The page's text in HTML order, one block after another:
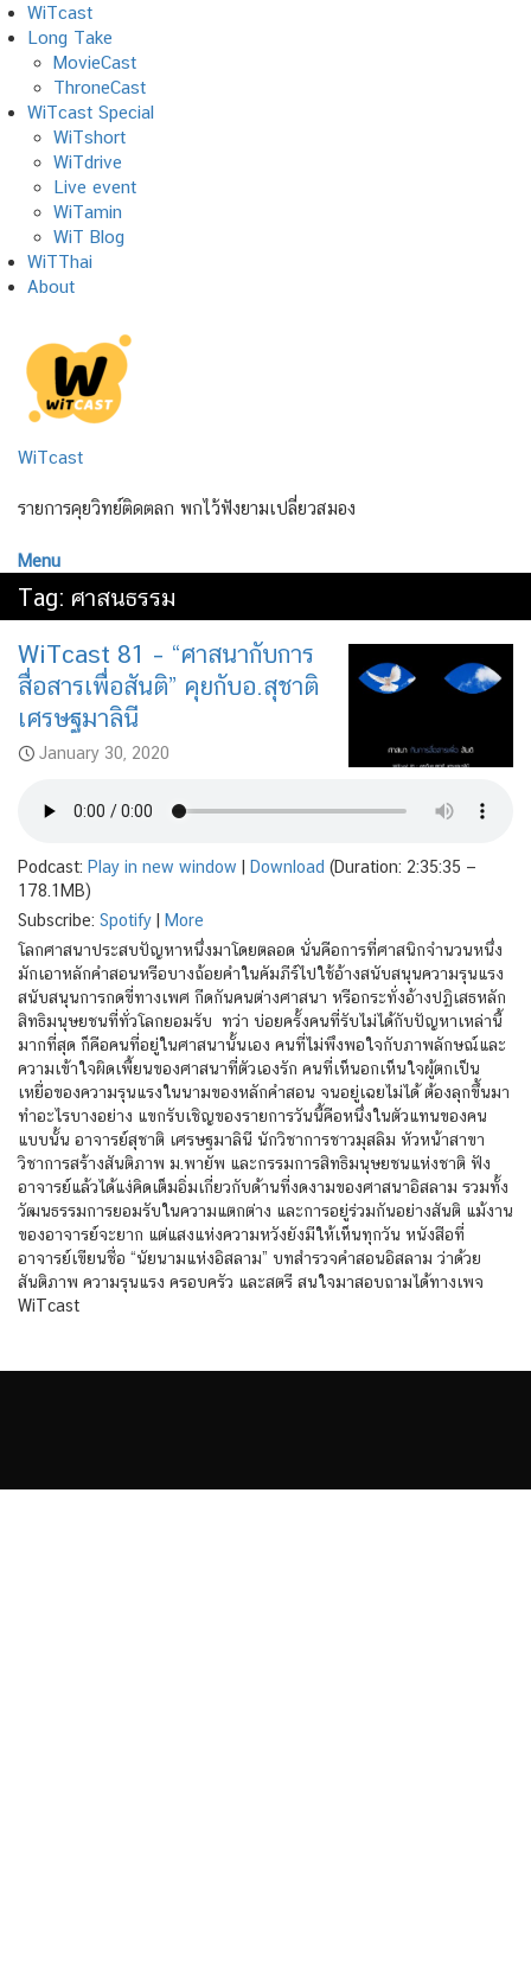
Skip
to
content
WiTcast
Long Take
MovieCast
ThroneCast
WiTcast Special
WiTshort
WiTdrive
Live event
WiTamin
WiT Blog
WiTThai
About
WiTcast
รายการคุยวิทย์ติดตลก พกไว้ฟังยามเปลี่ยวสมอง
Menu
Tag: ศาสนธรรม
WiTcast 81 – “ศาสนากับการ
สื่อสารเพื่อสันติ” คุยกับอ.สุชาติ
เศรษฐมาลินี
January 30, 2020
Podcast: Play in new window Download (Duration: 2:35:35 —
178.1MB)
Subscribe: Spotify
More
โลกศาสนาประสบปัญหาหนึ่งมาโดยตลอด นั่นคือการที่ศาสนิกจำนวนหนึ่ง
มักเอาหลักคำสอนหรือบางถ้อยคำในคัมภีร์ไปใช้อ้างสนับสนุนความรุนแรง
สนับสนุนการกดขี่ทางเพศ กีดกันคนต่างศาสนา หรือกระทั่งอ้างปฏิเสธหลัก
สิทธิมนุษยชนที่ทั่วโลกยอมรับ ทว่า บ่อยครั้งคนที่รับไม่ได้กับปัญหาเหล่านี้
มากที่สุด ก็คือคนที่อยู่ในศาสนานั้นเอง คนที่ไม่พึงพอใจกับภาพลักษณ์และ
ความเข้าใจผิดเพี้ยนของศาสนาที่ตัวเองรัก คนที่เห็นอกเห็นใจผู้ตกเป็น
เหยื่อของความรุนแรงในนามของหลักคำสอน จนอยู่เฉยไม่ได้ ต้องลุกขึ้นมา
ทำอะไรบางอย่าง แขกรับเชิญของรายการวันนี้คือหนึ่งในตัวแทนของคน
แบบนั้น อาจารย์สุชาติ เศรษฐมาลินี นักวิชาการชาวมุสลิม หัวหน้าสาขา
วิชาการสร้างสันติภาพ ม.พายัพ และกรรมการสิทธิมนุษยชนแห่งชาติ ฟัง
อาจารย์แล้วได้แง่คิดเต็มอิ่มเกี่ยวกับด้านที่งดงามของศาสนาอิสลาม รวมทั้ง
วัฒนธรรมการยอมรับในความแตกต่าง และการอยู่ร่วมกันอย่างสันติ แม้งาน
ของอาจารย์จะยาก แต่แสงแห่งความหวังยังมีให้เห็นทุกวัน หนังสือที่
อาจารย์เขียนชื่อ “นัยนามแห่งอิสลาม” บทสำรวจคำสอนอิสลาม ว่าด้วย
สันติภาพ ความรุนแรง ครอบครัว และสตรี สนใจมาสอบถามได้ทางเพจ
WiTcast